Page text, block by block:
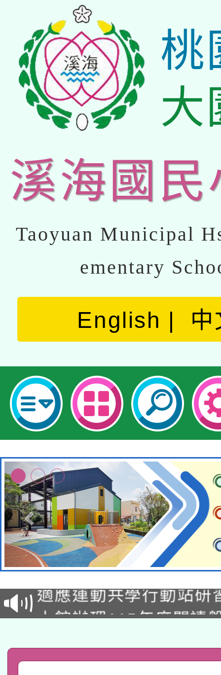
桃
大
溪海國民
Taoyuan Municipal
ementary
English 中
本校115學年度第2次
招甄選結果公告(無人
招)
適應運動共學行動站研
本館辦理115年度閱讀
礎課程
A3數位素養講師名單